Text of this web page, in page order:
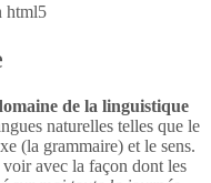
html5
de la linguistique
naturelles telles que le
(la grammaire) et le sens.
voir avec la façon dont les